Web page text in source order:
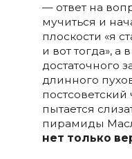
— ответ на
мучиться и
плоскости «я
и вот тогда», а
достаточного
длинного
пытается
пирамиды
нет только